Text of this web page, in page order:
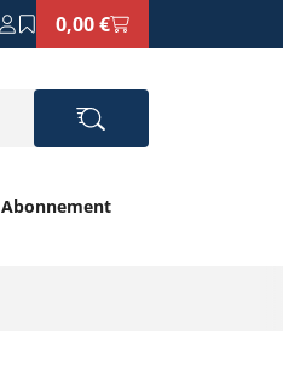
0,00 €
Abonnement